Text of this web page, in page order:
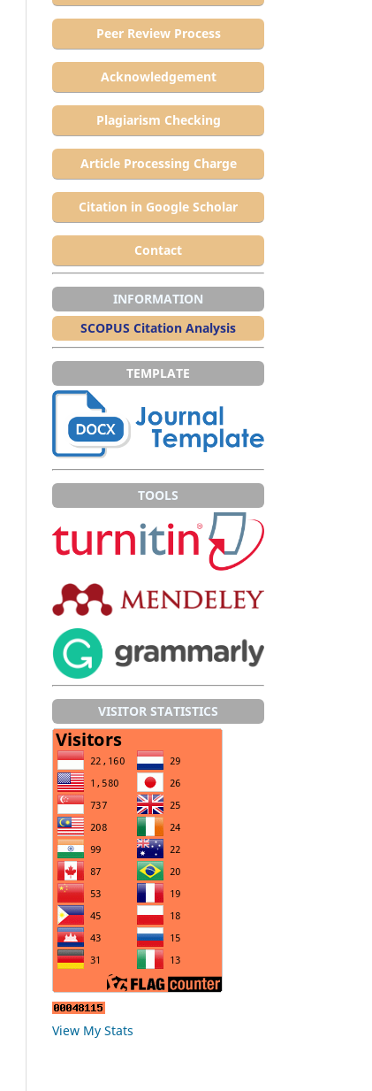
Peer Review Process
Acknowledgement
Plagiarism Checking
Article Processing Charge
Citation in Google Scholar
Contact
INFORMATION
SCOPUS Citation Analysis
TEMPLATE
TOOLS
VISITOR STATISTICS
View My Stats